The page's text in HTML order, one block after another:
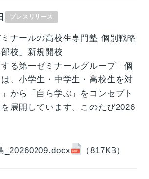
プレスリリース
ナールの高校生専門塾 個別戦略
校」新規開校
る第一ゼミナールグループ「個
、小学生・中学生・高校生を対
から「自ら学ぶ」をコンセプト
展開しています。このたび2026
_20260209.docx （817KB）